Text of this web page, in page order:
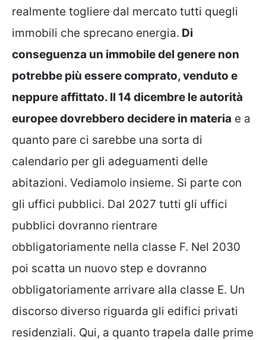
realmente togliere dal mercato tutti quegli
immobili che sprecano energia. Di
conseguenza un immobile del genere non
potrebbe più essere comprato, venduto e
neppure affittato. Il 14 dicembre le autorità
europee dovrebbero decidere in materia e a
quanto pare ci sarebbe una sorta di
calendario per gli adeguamenti delle
abitazioni. Vediamolo insieme. Si parte con
gli uffici pubblici. Dal 2027 tutti gli uffici
pubblici dovranno rientrare
obbligatoriamente nella classe F. Nel 2030
poi scatta un nuovo step e dovranno
obbligatoriamente arrivare alla classe E. Un
discorso diverso riguarda gli edifici privati
residenziali. Qui, a quanto trapela dalle prime